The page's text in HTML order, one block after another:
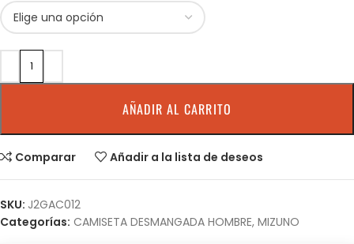
AÑADIR AL CARRITO
Comparar Añadir a la lista de deseos
SKU: J2GAC012
Categorías: CAMISETA DESMANGADA HOMBRE, MIZUNO